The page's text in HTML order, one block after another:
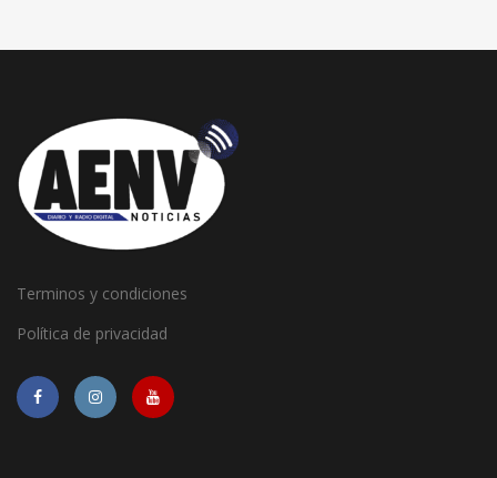
Terminos y condiciones
Política de privacidad